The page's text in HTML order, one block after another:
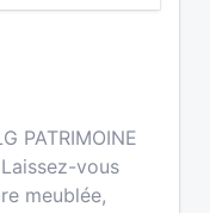
PATRIMOINE
Laissez-vous
meublée,